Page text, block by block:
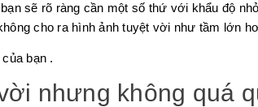
sẽ rõ ràng cần một số thứ với khẩu độ
cho ra hình ảnh tuyệt vời như tầm lớn
bạn .
nhưng không quá